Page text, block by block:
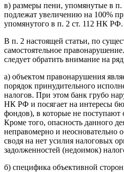
в) размеры пени, упомянутые в п.
подлежат увеличению на 100%
упомянутого в п. 2 ст. 112 НК РФ.
В п. 2 настоящей статьи, по
самостоятельное
следует обратить внимание на
а) объектом правонарушения
порядок принудительного
налогов. При этом банк грубо
НК РФ и посягает на интересы
фондов), в которые не
Кроме того, опасность данного
неправомерно и неосновательно
сводя на нет усилия налоговых
задолженностей (недоимок)
б) специфика объективной